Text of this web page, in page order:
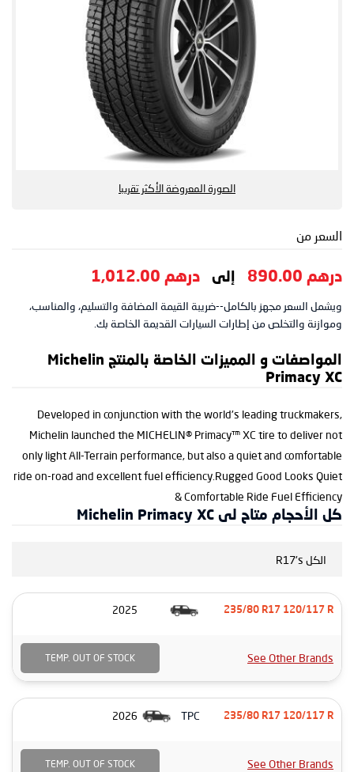
الصورة المعروضة الأكثر تقريبا
السعر من
درهم 890.00 إلى درهم 1,012.00
ويشمل السعر مجهز بالكامل--ضريبة القيمة المضافة والتسليم، والمناسب،
وموازنة والتخلص من إطارات السيارات القديمة الخاصة بك.
المواصفات و المميزات الخاصة بالمنتج Michelin
Primacy XC
Developed in conjunction with the world's leading truckmakers,
Michelin launched the MICHELIN® Primacy™ XC tire to deliver not
only light All-Terrain performance, but also a quiet and comfortable
ride on-road and excellent fuel efficiency.Rugged Good Looks Quiet
& Comfortable Ride Fuel Efficiency
كل الأحجام متاح لى Michelin Primacy XC
الكل R17's
235/80 R17 120/117 R
2025
See Other Brands
TEMP. OUT OF STOCK
235/80 R17 120/117 R
TPC
2026
See Other Brands
TEMP. OUT OF STOCK